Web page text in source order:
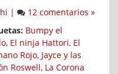
12 comentarios »
Bumpy el
, El ninja Hattori, El
Rojo, Jayce y las
Roswell , La Corona